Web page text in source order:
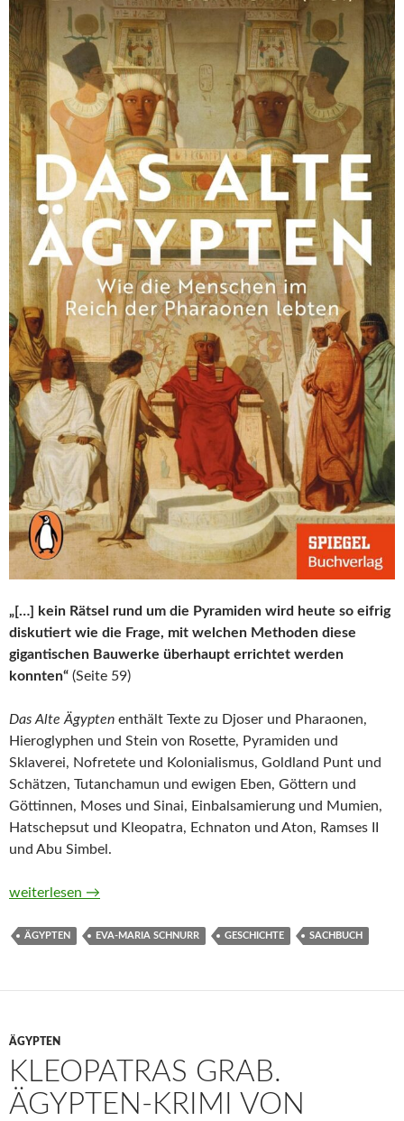
„[…] kein Rätsel rund um die Pyramiden wird heute so eifrig
diskutiert wie die Frage, mit welchen Methoden diese
gigantischen Bauwerke überhaupt errichtet werden
konnten“ (Seite 59)
Das Alte Ägypten enthält Texte zu Djoser und Pharaonen,
Hieroglyphen und Stein von Rosette, Pyramiden und
Sklaverei, Nofretete und Kolonialismus, Goldland Punt und
Schätzen, Tutanchamun und ewigen Eben, Göttern und
Göttinnen, Moses und Sinai, Einbalsamierung und Mumien,
Hatschepsut und Kleopatra, Echnaton und Aton, Ramses II
und Abu Simbel.
Das Alte Ägypten. Wie die Menschen im Reich der
weiterlesen →
ÄGYPTEN EVA-MARIA SCHNURR GESCHICHTE SACHBUCH
ÄGYPTEN
KLEOPATRAS GRAB.
ÄGYPTEN-KRIMI VON